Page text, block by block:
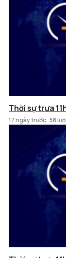
Thời sự trưa
17 ngày trước 58